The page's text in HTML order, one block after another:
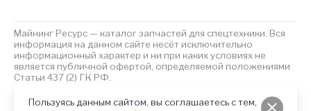
Пользуясь данным сайтом, вы соглашаетесь с тем,
Майнинг Ресурс — каталог запчастей для спецтехники. Вся
информация на данном сайте несёт исключительно
информационный характер и ни при каких условиях не
является публичной офертой, определяемой положениями
Статьи 437 (2) ГК РФ.
Политика обработки персональных данныхФайлы Cookies